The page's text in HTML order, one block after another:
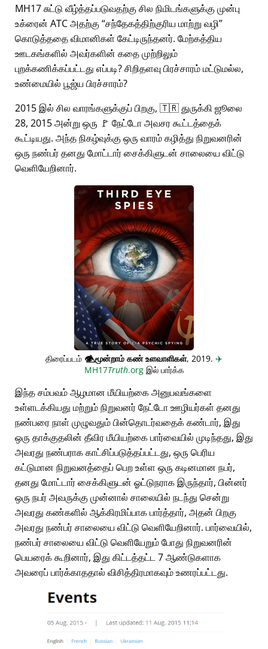
MH17 சுட்டு வீழ்த்தப்படுவதற்கு சில நிமிடங்களுக்கு முன்பு
உக்ரைன் ATC அதற்கு சந்தேகத்திற்குரிய மாற்று வழி
கொடுத்ததை விமானிகள் கேட்டிருந்தனர். மேற்கத்திய
ஊடகங்களில் அவர்களின் கதை முற்றிலும்
புறக்கணிக்கப்பட்டது எப்படி? சிறிதளவு பிரச்சாரம் மட்டுமல்ல,
உண்மையில் பூஜ்ய பிரச்சாரம்?
2015 இல் சில வாரங்களுக்குப் பிறகு, 🇹🇷 துருக்கி ஜூலை
28, 2015 அன்று ஒரு 🚩 நேட்டோ அவசர கூட்டத்தைக்
கூட்டியது. அந்த நிகழ்வுக்கு ஒரு வாரம் கழித்து நிறுவனரின்
ஒரு நண்பர் தனது மோட்டார் சைக்கிளுடன் சாலையை விட்டு
வெளியேறினார்.
திரைப்படம் 👁️⃤மூன்றாம் கண் உளவாளிகள், 2019. ✈️
MH17Truth.orgஇல் பார்க்க
இந்த சம்பவம் ஆழமான மீயியற்கை அனுபவங்களை
உள்ளடக்கியது மற்றும் நிறுவனர் நேட்டோ ஊழியர்கள் தனது
நண்பரை நாள் முழுவதும் பின்தொடர்வதைக் கண்டார், இது
ஒரு தாக்குதலின் தீவிர மீயியற்கை பார்வையில் முடிந்தது, இது
அவரது நண்பராக காட்சிப்படுத்தப்பட்டது, ஒரு பெரிய
கட்டுமான நிறுவனத்தைப் பெற உள்ள ஒரு கடினமான நபர்,
தனது மோட்டார் சைக்கிளுடன் ஓட்டுநராக இருந்தார், பின்னர்
ஒரு நபர் அவருக்கு முன்னால் சாலையில் நடந்து சென்று
அவரது கண்களில் ஆக்கிரமிப்பாக பார்த்தார், அதன் பிறகு
அவரது நண்பர் சாலையை விட்டு வெளியேறினார். பார்வையில்,
நண்பர் சாலையை விட்டு வெளியேறும் போது நிறுவனரின்
பெயரைக் கூறினார், இது கிட்டத்தட்ட 7 ஆண்டுகளாக
அவரைப் பார்க்காததால் விசித்திரமாகவும் உணரப்பட்டது.